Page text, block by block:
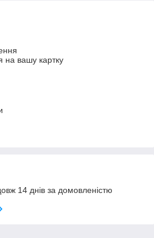
на вашу картку
14 днів за домовленістю